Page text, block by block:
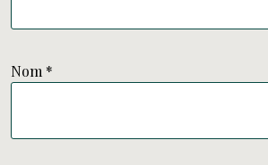
Nom *